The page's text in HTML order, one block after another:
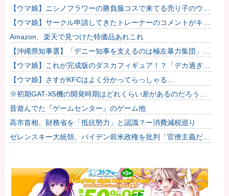
まるの早すぎない？
【ウマ娘】ニシノフラワーの勝負服コスで来てる売り子のウマ
娘！？
【ウマ娘】サークル申請してきたトレーナーのコメントがキモ
すぎて草ｗｗｗ「このまま成長したらどうなるんや…」
Amazon、楽天で見つけた特価品あれこれ
【沖縄県知事選】「デニー知事を支えるのは極左暴力集団」発
言で大炎上ｗｗｗ
【ウマ娘】これが完成版のダスカフィギュア！？「デカ過ぎん
だろ…」
【ウマ娘】さすがKFCはよく分かってらっしゃる…
※初期GAT-X5機の開発時期はどれくらい差があるのだろう
か？他
昔遊んでた『ゲームセンター』のゲーム他
高市首相、財務省を「抵抗勢力」と認識？ー消費減税巡り
ゼレンスキー大統領、バイデン前米政権を批判「官僚主義だっ